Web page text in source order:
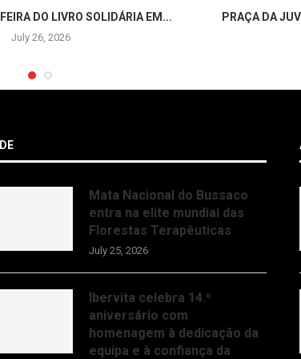
DO LIVRO SOLIDÁRIA EM...
July 26, 2026
PRAÇA DA
Mata Nacional do Bussaco
entra na elite mundial das
Florestas Terapêuticas
July 25, 2026
Ibervita celebra 14.º
aniversário com
homenagem à dedicação da
equipa e à confiança da